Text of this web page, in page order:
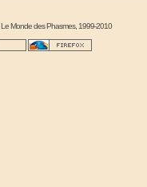
Le Monde des Phasmes, 1999-2010